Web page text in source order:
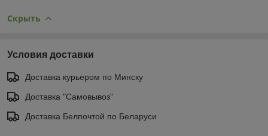
Скрыть
Условия доставки
Доставка курьером по Минску
Доставка "Самовывоз"
Доставка Белпочтой по Беларуси